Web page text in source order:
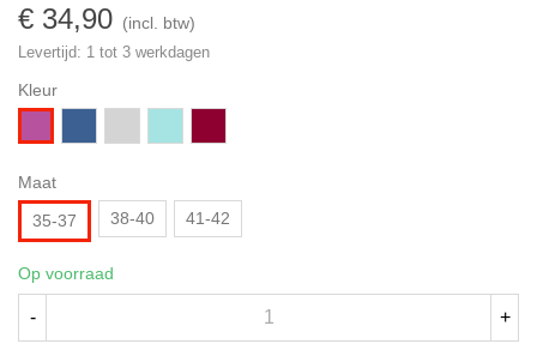
€ 34,90 (incl. btw)
Levertijd: 1 tot 3 werkdagen
Kleur
blauw/Groen
Maat
35-37
38-40 41-42
Op voorraad
- +